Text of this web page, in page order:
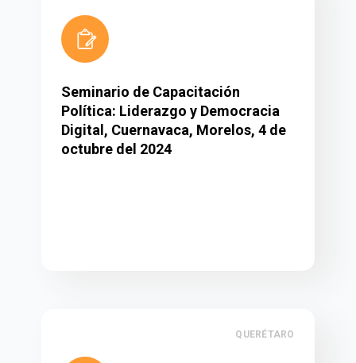
Seminario de Capacitación
Política: Liderazgo y Democracia
Digital, Cuernavaca, Morelos, 4 de
octubre del 2024
QUERÉTARO